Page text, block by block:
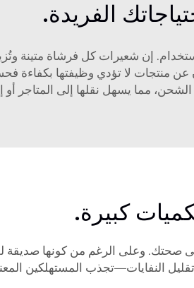
الفريدة.
إن شعيرات كل فرشاة متينة
عن منتجات لا تؤدي وظيفتها بكفاءة
مما يسهل نقلها إلى المتاجر أو
كبيرة.
صحتك. وعلى الرغم من كونها صديقة
النفايات—تجذب المستهلكين